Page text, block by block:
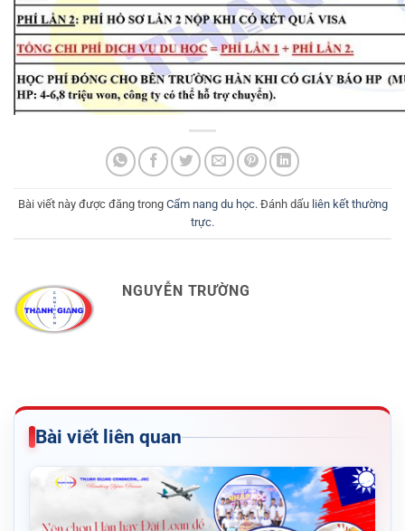
Bài viết này được đăng trong Cẩm nang du học. Đánh dấu liên kết thường
trực.
NGUYỄN TRƯỜNG
Bài viết liên quan